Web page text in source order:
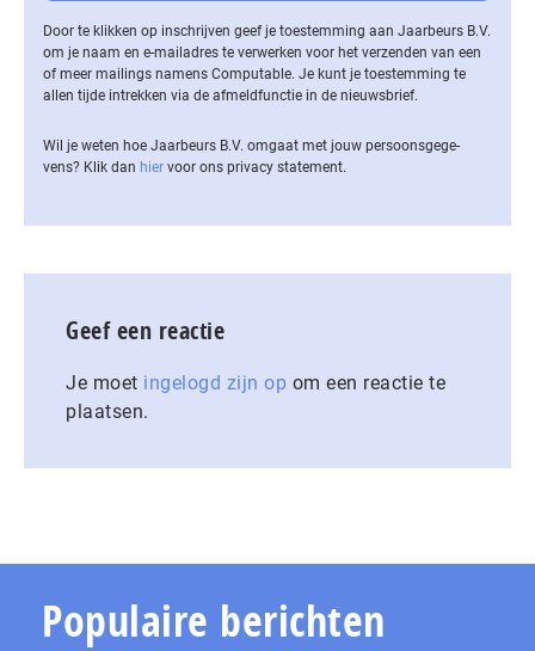
Door te klikken op inschrijven geef je toestemming aan Jaarbeurs B.V.
om je naam en e-mailadres te verwerken voor het verzenden van een
of meer mailings namens Computable. Je kunt je toestemming te
allen tijde intrekken via de af­meld­func­tie in de nieuwsbrief.
Wil je weten hoe Jaarbeurs B.V. omgaat met jouw per­soons­ge­ge­
vens? Klik dan hier voor ons privacy statement.
Geef een reactie
Je moet ingelogd zijn op om een reactie te
plaatsen.
Populaire berichten